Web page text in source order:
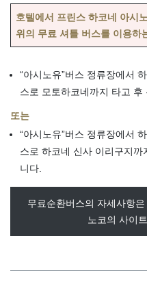
호텔에서 프린스 하코네 아시
위의 무료 셔틀 버스를 이용
“아시노유”버스 정류장에서
스로 모토하코네까지 타고 후
또는
“아시노유”버스 정류장에서
스로 하코네 신사 이리구지
니다.
무료순환버스의 자세사항
노코의 사이